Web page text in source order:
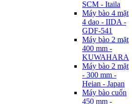
SCM - Itaila
Máy bào 4 mặt
4 dao - IIDA -
GDF-541
Máy bào 2 mặt
400 mm -
KUWAHARA
Máy bào 2 mặt
- 300 mm -
Heian - Japan
Máy bào cuốn
450 mm -